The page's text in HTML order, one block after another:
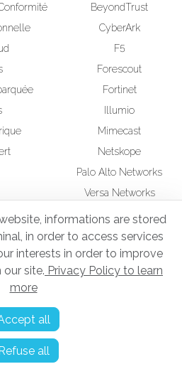
BeyondTrust
CyberArk
F5
Forescout
Fortinet
Illumio
Mimecast
Netskope
Palo Alto Networks
Versa Networks
Squad UP Formation
d'Infrastructures Sécurisées
légales
de confidentialité
des cookies
informations are stored
in order to access services
interests in order to improve
our site. Privacy Policy to learn
more
all
all